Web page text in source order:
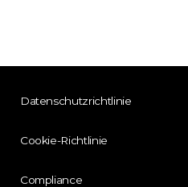
Datenschutzrichtlinie
Cookie-Richtlinie
Compliance